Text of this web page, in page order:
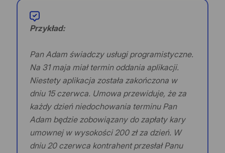
Przykład:
Pan Adam świadczy usługi programistyczne.
Na 31 maja miał termin oddania aplikacji.
Niestety aplikacja została zakończona w
dniu 15 czerwca. Umowa przewiduje, że za
każdy dzień niedochowania terminu Pan
Adam będzie zobowiązany do zapłaty kary
umownej w wysokości 200 zł za dzień. W
dniu 20 czerwca kontrahent przesłał Panu